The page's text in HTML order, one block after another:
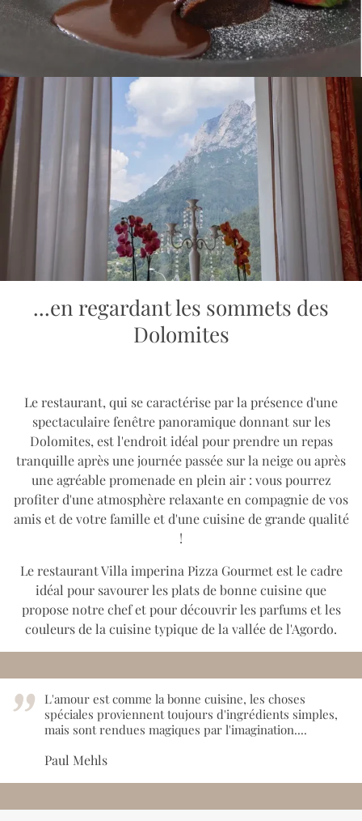
...en regardant les sommets des
Dolomites
Le restaurant, qui se caractérise par la présence d'une
spectaculaire fenêtre panoramique donnant sur les
Dolomites, est l'endroit idéal pour prendre un repas
tranquille après une journée passée sur la neige ou après
une agréable promenade en plein air : vous pourrez
profiter d'une atmosphère relaxante en compagnie de vos
amis et de votre famille et d'une cuisine de grande qualité
!
Le restaurant Villa imperina Pizza Gourmet est le cadre
idéal pour savourer les plats de bonne cuisine que
propose notre chef et pour découvrir les parfums et les
couleurs de la cuisine typique de la vallée de l'Agordo.
L'amour est comme la bonne cuisine, les choses
spéciales proviennent toujours d'ingrédients simples,
mais sont rendues magiques par l'imagination....
Paul Mehls